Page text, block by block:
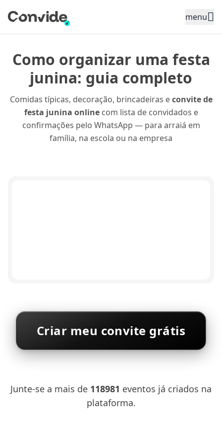
menu
Como organizar uma festa
junina: guia completo
Comidas típicas, decoração, brincadeiras econvite de
festa junina onlinecom lista de convidados e
confirmações pelo WhatsApp — para arraiá em
família, na escola ou na empresa
Criar meu convite grátis
Junte-se a mais de 118981 eventos já criados na
plataforma.